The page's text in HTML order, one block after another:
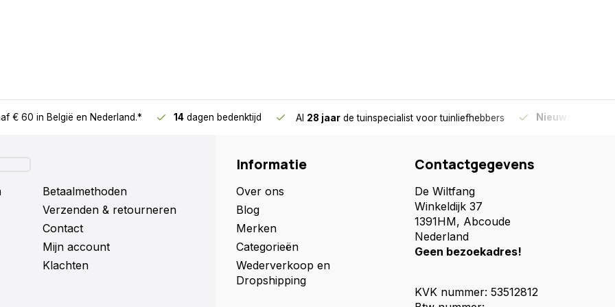
van kans om te
gazon permanent
is een fluitje van een
en schuift deze
voor nodig.
alle soorten synthetisch
mat te starten op de
de intensiteit rustig op te
€ 60 in België en Nederland.* 14 dagen bedenktijd Al 28 jaar de tuinspecialist voor tuinliefhebbers Nieuw:
Betaalmethoden
Verzenden & retourneren
Contact
Mijn account
Klachten
Informatie
Over ons
Blog
Merken
Categorieën
Wederverkoop en
Dropshipping
Contactgegevens
De Wiltfang
Winkeldijk 37
1391HM, Abcoude
Nederland
Geen bezoekadres!
KVK nummer: 53512812